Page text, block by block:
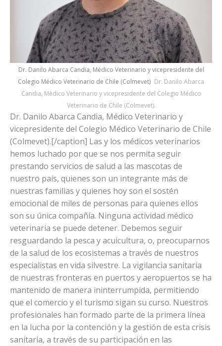
Dr. Danilo Abarca Candia, Médico Veterinario y vicepresidente del
Colegio Médico Veterinario de Chile (Colmevet) Dr. Danilo Abarca
Candia, Médico Veterinario y vicepresidente del Colegio Médico
Veterinario de Chile (Colmevet).
Dr. Danilo Abarca Candia, Médico Veterinario y
vicepresidente del Colegio Médico Veterinario de Chile
(Colmevet).[/caption] Las y los médicos veterinarios
hemos luchado por que se nos permita seguir
prestando servicios de salud a las mascotas de
nuestro país, quienes son un integrante más de
nuestras familias y quienes hoy son el sostén
emocional de miles de personas para quienes ellos
son su única compañía. Ninguna actividad médico
veterinaria se puede detener. Debemos seguir
resguardando la pesca y acuicultura, o, preocuparnos
de la salud de los ecosistemas a través de nuestros
especialistas en vida silvestre. La vigilancia sanitaria
de nuestras fronteras en puertos y aeropuertos se ha
mantenido de manera ininterrumpida, permitiendo
que el comercio y el turismo sigan su curso. Nuestros
profesionales han formado parte de la primera línea
en la lucha por la contención y la gestión de esta crisis
sanitaria, a través de su participación en las